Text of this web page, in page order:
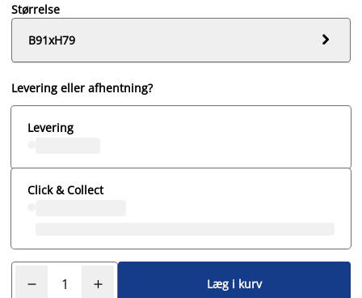
Størrelse
B91xH79

Levering eller afhentning?
Levering
Click & Collect
Læg i kurv